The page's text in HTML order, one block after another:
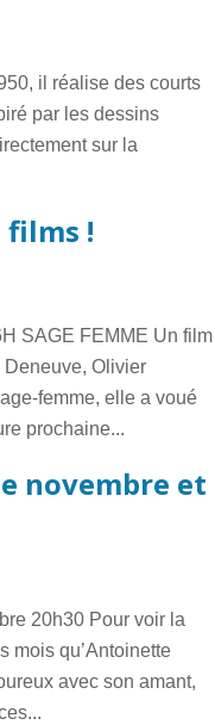
il réalise des courts
par les dessins
sur la
films !
SAGE FEMME Un film
Deneuve, Olivier
femme, elle a voué
prochaine...
novembre et
20h30 Pour voir la
mois qu’Antoinette
avec son amant,